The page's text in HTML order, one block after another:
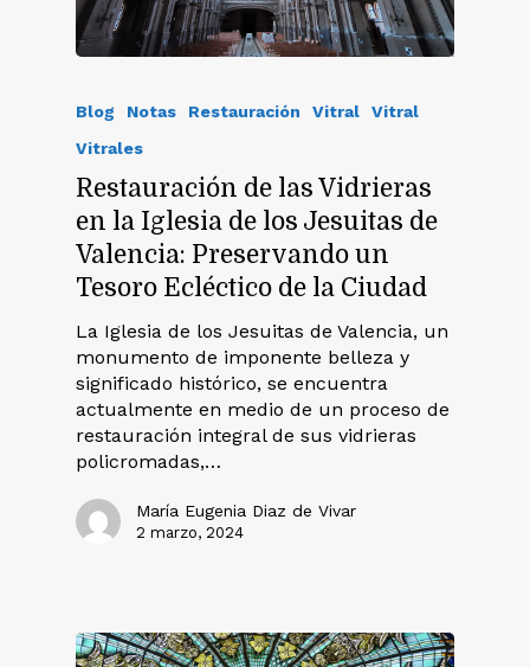
Blog Notas Restauración Vitral
Vitral
Vitrales
Restauración de las Vidrieras
en la Iglesia de los Jesuitas de
Valencia: Preservando un
Tesoro Ecléctico de la Ciudad
La Iglesia de los Jesuitas de Valencia, un
monumento de imponente belleza y
significado histórico, se encuentra
actualmente en medio de un proceso de
restauración integral de sus vidrieras
policromadas,…
María Eugenia Diaz de Vivar
2 marzo, 2024